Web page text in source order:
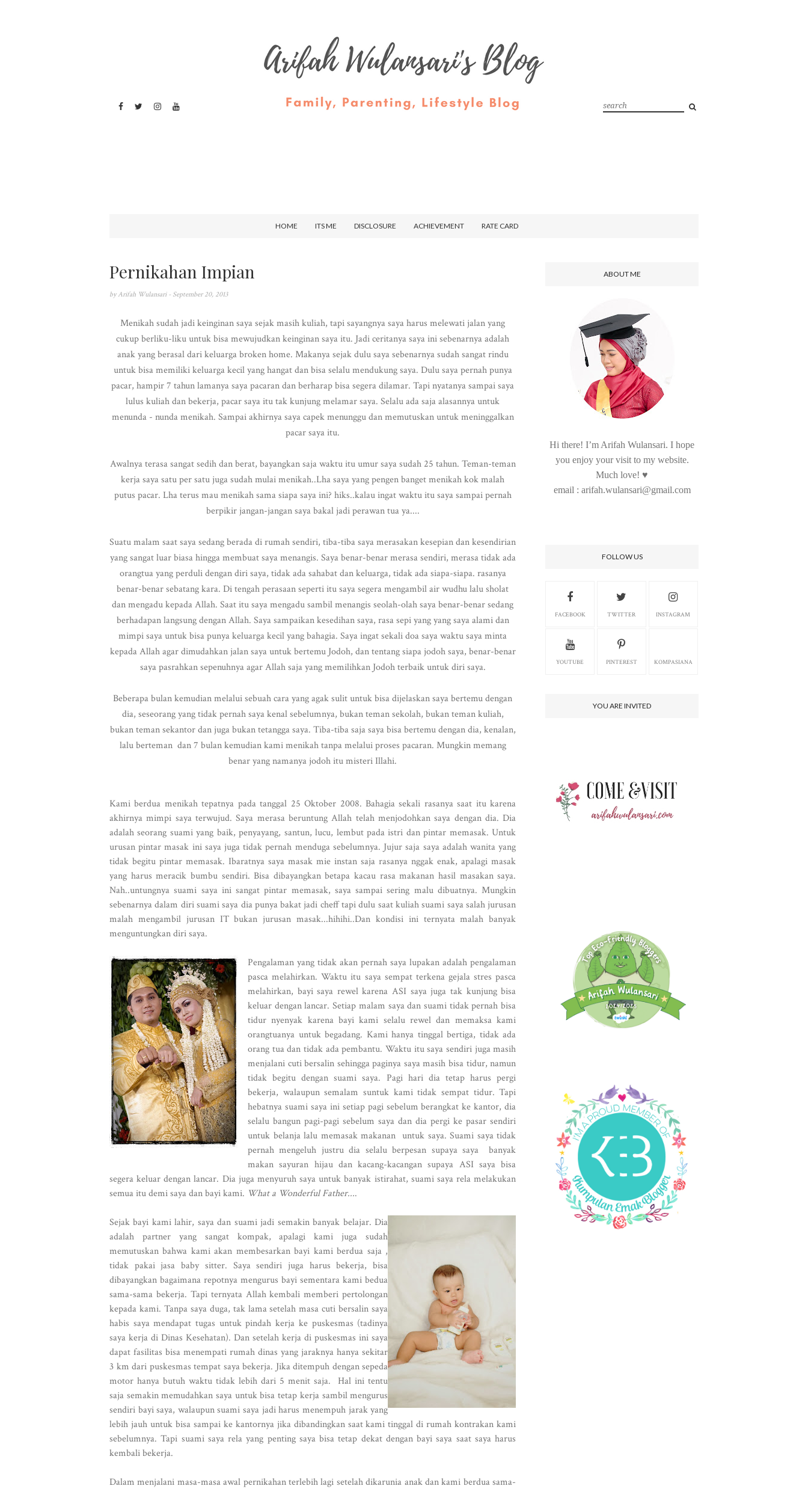
HOME ITS ME DISCLOSURE ACHIEVEMENT RATE CARD
Pernikahan Impian
by Arifah Wulansari - September 20, 2013
Menikah sudah jadi keinginan saya sejak masih kuliah, tapi sayangnya saya harus melewati jalan yang
cukup berliku-liku untuk bisa mewujudkan keinginan saya itu. Jadi ceritanya saya ini sebenarnya adalah
anak yang berasal dari keluarga broken home. Makanya sejak dulu saya sebenarnya sudah sangat rindu
untuk bisa memiliki keluarga kecil yang hangat dan bisa selalu mendukung saya. Dulu saya pernah punya
pacar, hampir 7 tahun lamanya saya pacaran dan berharap bisa segera dilamar. Tapi nyatanya sampai saya
lulus kuliah dan bekerja, pacar saya itu tak kunjung melamar saya. Selalu ada saja alasannya untuk
menunda - nunda menikah. Sampai akhirnya saya capek menunggu dan memutuskan untuk meninggalkan
pacar saya itu.
Awalnya terasa sangat sedih dan berat, bayangkan saja waktu itu umur saya sudah 25 tahun. Teman-teman
kerja saya satu per satu juga sudah mulai menikah..Lha saya yang pengen banget menikah kok malah
putus pacar. Lha terus mau menikah sama siapa saya ini? hiks..kalau ingat waktu itu saya sampai pernah
berpikir jangan-jangan saya bakal jadi perawan tua ya....
Suatu malam saat saya sedang berada di rumah sendiri, tiba-tiba saya merasakan kesepian dan kesendirian
yang sangat luar biasa hingga membuat saya menangis. Saya benar-benar merasa sendiri, merasa tidak ada
orangtua yang perduli dengan diri saya, tidak ada sahabat dan keluarga, tidak ada siapa-siapa. rasanya
benar-benar sebatang kara. Di tengah perasaan seperti itu saya segera mengambil air wudhu lalu sholat
dan mengadu kepada Allah. Saat itu saya mengadu sambil menangis seolah-olah saya benar-benar sedang
berhadapan langsung dengan Allah. Saya sampaikan kesedihan saya, rasa sepi yang yang saya alami dan
mimpi saya untuk bisa punya keluarga kecil yang bahagia. Saya ingat sekali doa saya waktu saya minta
kepada Allah agar dimudahkan jalan saya untuk bertemu Jodoh, dan tentang siapa jodoh saya, benar-benar
saya pasrahkan sepenuhnya agar Allah saja yang memilihkan Jodoh terbaik untuk diri saya.
Beberapa bulan kemudian melalui sebuah cara yang agak sulit untuk bisa dijelaskan saya bertemu dengan
dia, seseorang yang tidak pernah saya kenal sebelumnya, bukan teman sekolah, bukan teman kuliah,
bukan teman sekantor dan juga bukan tetangga saya. Tiba-tiba saja saya bisa bertemu dengan dia, kenalan,
lalu berteman dan 7 bulan kemudian kami menikah tanpa melalui proses pacaran. Mungkin memang
benar yang namanya jodoh itu misteri Illahi.
Kami berdua menikah tepatnya pada tanggal 25 Oktober 2008. Bahagia sekali rasanya saat itu karena
akhirnya mimpi saya terwujud. Saya merasa beruntung Allah telah menjodohkan saya dengan dia. Dia
adalah seorang suami yang baik, penyayang, santun, lucu, lembut pada istri dan pintar memasak. Untuk
urusan pintar masak ini saya juga tidak pernah menduga sebelumnya. Jujur saja saya adalah wanita yang
tidak begitu pintar memasak. Ibaratnya saya masak mie instan saja rasanya nggak enak, apalagi masak
yang harus meracik bumbu sendiri. Bisa dibayangkan betapa kacau rasa makanan hasil masakan saya.
Nah..untungnya suami saya ini sangat pintar memasak, saya sampai sering malu dibuatnya. Mungkin
sebenarnya dalam diri suami saya dia punya bakat jadi cheff tapi dulu saat kuliah suami saya salah jurusan
malah mengambil jurusan IT bukan jurusan masak...hihihi..Dan kondisi ini ternyata malah banyak
menguntungkan diri saya.
Pengalaman yang tidak akan pernah saya lupakan adalah pengalaman
pasca melahirkan. Waktu itu saya sempat terkena gejala stres pasca
melahirkan, bayi saya rewel karena ASI saya juga tak kunjung bisa
keluar dengan lancar. Setiap malam saya dan suami tidak pernah bisa
tidur nyenyak karena bayi kami selalu rewel dan memaksa kami
orangtuanya untuk begadang. Kami hanya tinggal bertiga, tidak ada
orang tua dan tidak ada pembantu. Waktu itu saya sendiri juga masih
menjalani cuti bersalin sehingga paginya saya masih bisa tidur, namun
tidak begitu dengan suami saya. Pagi hari dia tetap harus pergi
bekerja, walaupun semalam suntuk kami tidak sempat tidur. Tapi
hebatnya suami saya ini setiap pagi sebelum berangkat ke kantor, dia
selalu bangun pagi-pagi sebelum saya dan dia pergi ke pasar sendiri
untuk belanja lalu memasak makanan untuk saya. Suami saya tidak
pernah mengeluh justru dia selalu berpesan supaya saya banyak
makan sayuran hijau dan kacang-kacangan supaya ASI saya bisa
segera keluar dengan lancar. Dia juga menyuruh saya untuk banyak istirahat, suami saya rela melakukan
semua itu demi saya dan bayi kami. What a Wonderful Father....
Sejak bayi kami lahir, saya dan suami jadi semakin banyak belajar. Dia
adalah partner yang sangat kompak, apalagi kami juga sudah
memutuskan bahwa kami akan membesarkan bayi kami berdua saja ,
tidak pakai jasa baby sitter. Saya sendiri juga harus bekerja, bisa
dibayangkan bagaimana repotnya mengurus bayi sementara kami bedua
sama-sama bekerja. Tapi ternyata Allah kembali memberi pertolongan
kepada kami. Tanpa saya duga, tak lama setelah masa cuti bersalin saya
habis saya mendapat tugas untuk pindah kerja ke puskesmas (tadinya
saya kerja di Dinas Kesehatan). Dan setelah kerja di puskesmas ini saya
dapat fasilitas bisa menempati rumah dinas yang jaraknya hanya sekitar
3 km dari puskesmas tempat saya bekerja. Jika ditempuh dengan sepeda
motor hanya butuh waktu tidak lebih dari 5 menit saja. Hal ini tentu
saja semakin memudahkan saya untuk bisa tetap kerja sambil mengurus
sendiri bayi saya, walaupun suami saya jadi harus menempuh jarak yang
lebih jauh untuk bisa sampai ke kantornya jika dibandingkan saat kami tinggal di rumah kontrakan kami
sebelumnya. Tapi suami saya rela yang penting saya bisa tetap dekat dengan bayi saya saat saya harus
kembali bekerja.
Dalam menjalani masa-masa awal pernikahan terlebih lagi setelah dikarunia anak dan kami berdua sama-
ABOUT ME
Hi there! I’m Arifah Wulansari. I hope
you enjoy your visit to my website.
Much love! ♥
email : arifah.wulansari@gmail.com
FOLLOW US
FACEBOOK TWITTER INSTAGRAM
YOUTUBE PINTEREST KOMPASIANA
YOU ARE INVITED